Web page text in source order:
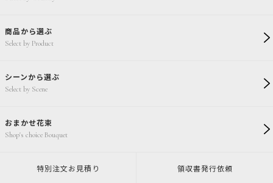
商品から選ぶ
Select by Product
シーンから選ぶ
Select by Scene
おまかせ花束
Shop's choice Bouquet
特別注文 お見積り 領収書発行依頼